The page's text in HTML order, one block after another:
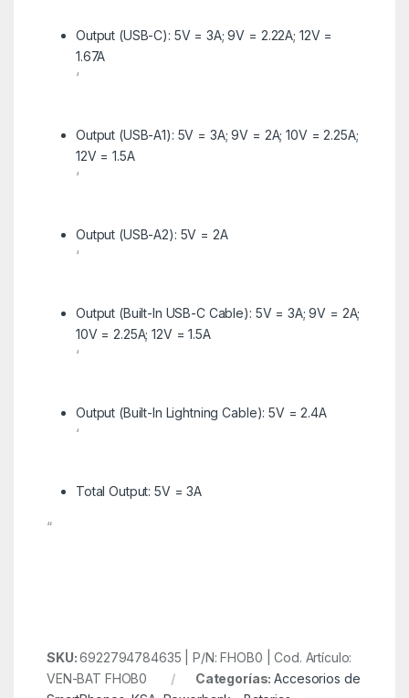
Output (USB-C): 5V = 3A; 9V = 2.22A; 12V =
1.67A
‘
Output (USB-A1): 5V = 3A; 9V = 2A; 10V = 2.25A;
12V = 1.5A
‘
Output (USB-A2): 5V = 2A
‘
Output (Built-In USB-C Cable): 5V = 3A; 9V = 2A;
10V = 2.25A; 12V = 1.5A
‘
Output (Built-In Lightning Cable): 5V = 2.4A
‘
Total Output: 5V = 3A
“
SKU:6922794784635 | P/N: FHOB0 | Cod. Artículo:
VEN-BAT FHOB0
Categorías:Accesorios de